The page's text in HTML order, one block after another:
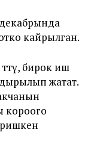
кайрылган.
бирок иш
жатат.
короого